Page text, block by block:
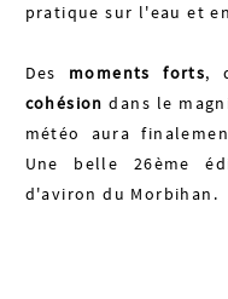
pratique sur l'eau et
Des moments forts,
cohésion dans le
météo aura
Une belle 26ème
d'aviron du Morbihan.